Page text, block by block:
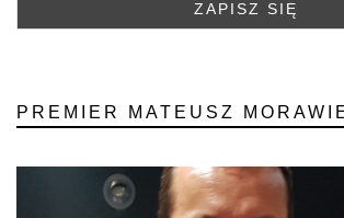
PREMIER MATEUSZ